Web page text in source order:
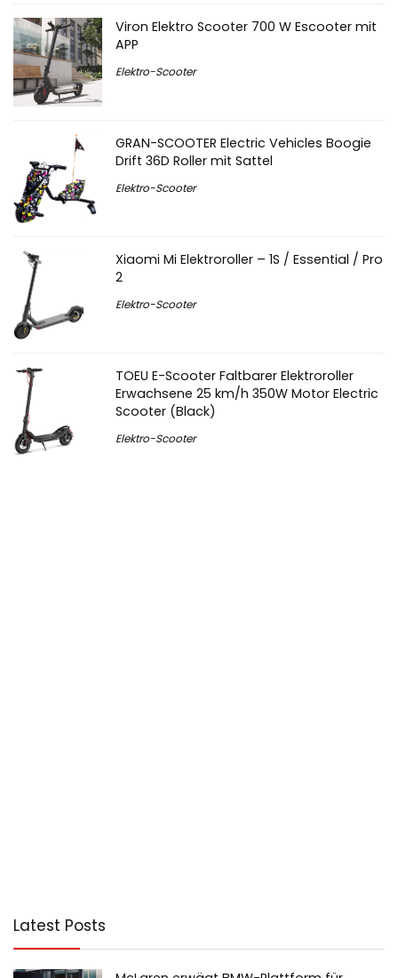
Viron Elektro Scooter 700 W Escooter mit
APP
Elektro-Scooter
GRAN-SCOOTER Electric Vehicles Boogie
Drift 36D Roller mit Sattel
Elektro-Scooter
Xiaomi Mi Elektroroller – 1S / Essential / Pro
2
Elektro-Scooter
TOEU E-Scooter Faltbarer Elektroroller
Erwachsene 25 km/h 350W Motor Electric
Scooter (Black)
Elektro-Scooter
Latest Posts